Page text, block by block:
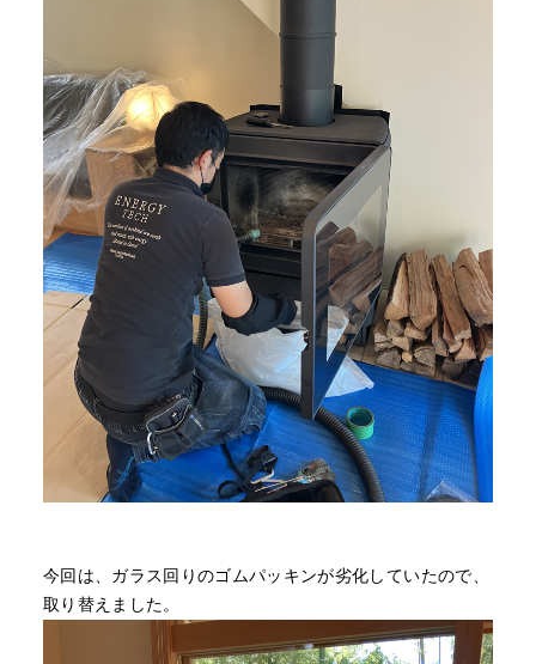
今回は、ガラス回りのゴムパッキンが劣化していたので、
取り替えました。